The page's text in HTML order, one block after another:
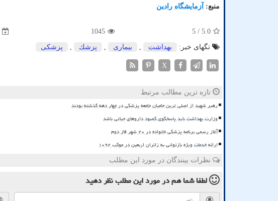
منبع: آزمایشگاه رادین
5.0
/ 5
1045
تگهای خبر:
بهداشت بیماری پزشك پزشكی
X
تازه ترین مطالب مرتبط
رهبر شهید از اصلی ترین حامیان جامعه پزشکی در چهار دهه گذشته بودند
وزارت بهداشت باید پاسخگوی کمبود داروهای حیاتی باشد
آغاز رسمی برنامه پزشکی خانواده در ۲۰ شهر فاز دوم
ارائه خدمات ویژه بازتوانی به زائران اربعین در موکب ۱۰۹۲
نظرات بینندگان در مورد این مطلب
لطفا شما همدر مورد این مطلبنظر دهید